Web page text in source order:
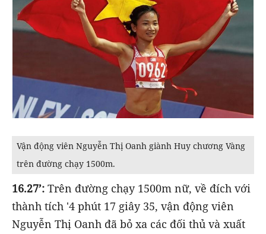
Vận động viên Nguyễn Thị Oanh giành Huy chương Vàng
trên đường chạy 1500m.
16.27’: Trên đường chạy 1500m nữ, về đích với
thành tích '4 phút 17 giây 35, vận động viên
Nguyễn Thị Oanh đã bỏ xa các đối thủ và xuất